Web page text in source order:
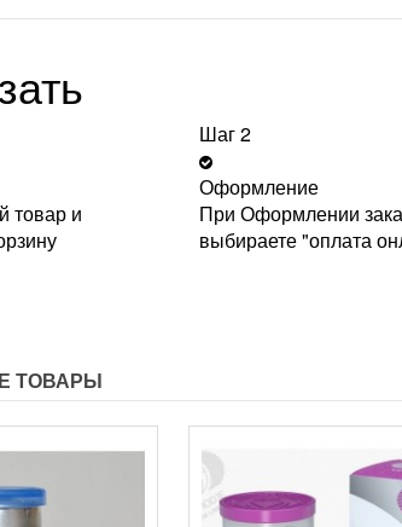
товар и
Шаг 2
Оформление
При Оформлении
выбираете "оплата
ТОВАРЫ